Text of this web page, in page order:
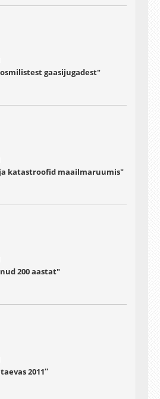
gaasijugadest"
katastroofid maailmaruumis"
200 aastat"
2011″